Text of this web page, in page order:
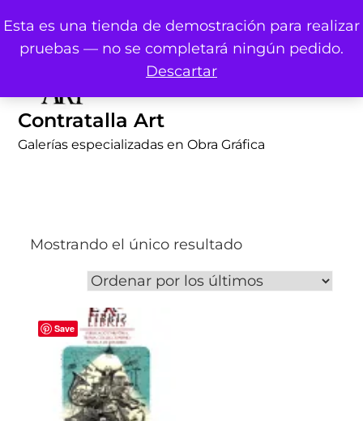
Esta es una tienda de demostración para realizar
pruebas — no se completará ningún pedido.
Descartar
to
content
Contratalla Art
Galerías especializadas en Obra Gráfica
Mostrando el único resultado
Save